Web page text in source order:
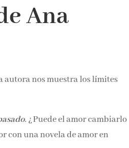
Ana
autora nos muestra los límites
. ¿Puede el amor cambiarlo
con una novela de amor en